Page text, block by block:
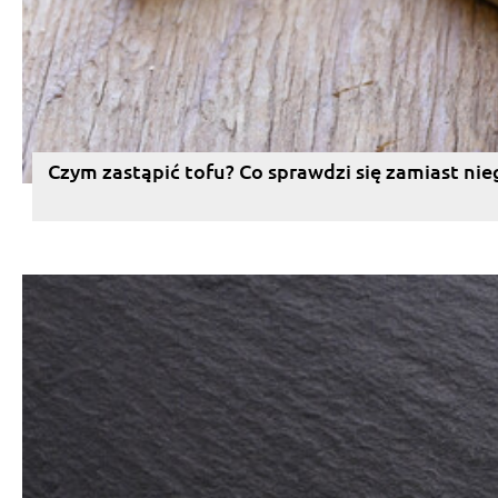
Czym zastąpić tofu? Co sprawdzi się zamiast